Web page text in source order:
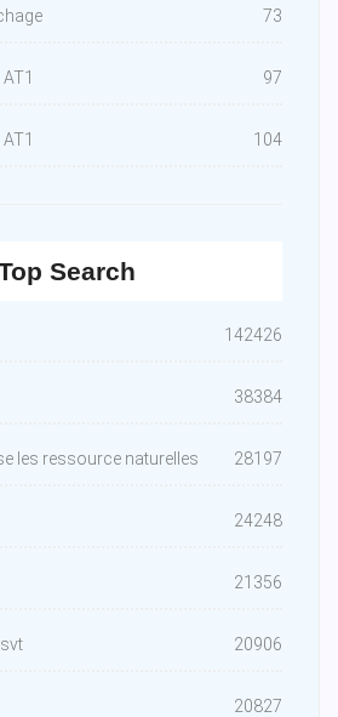
73
97
104
Search
142426
38384
les ressource naturelles 28197
24248
21356
20906
20827